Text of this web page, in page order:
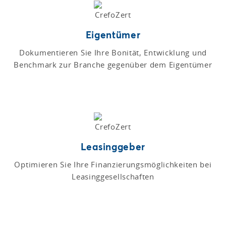
Eigentümer
Dokumentieren Sie Ihre Bonität, Entwicklung und
Benchmark zur Branche gegenüber dem Eigentümer
Leasinggeber
Optimieren Sie Ihre Finanzierungsmöglichkeiten bei
Leasinggesellschaften